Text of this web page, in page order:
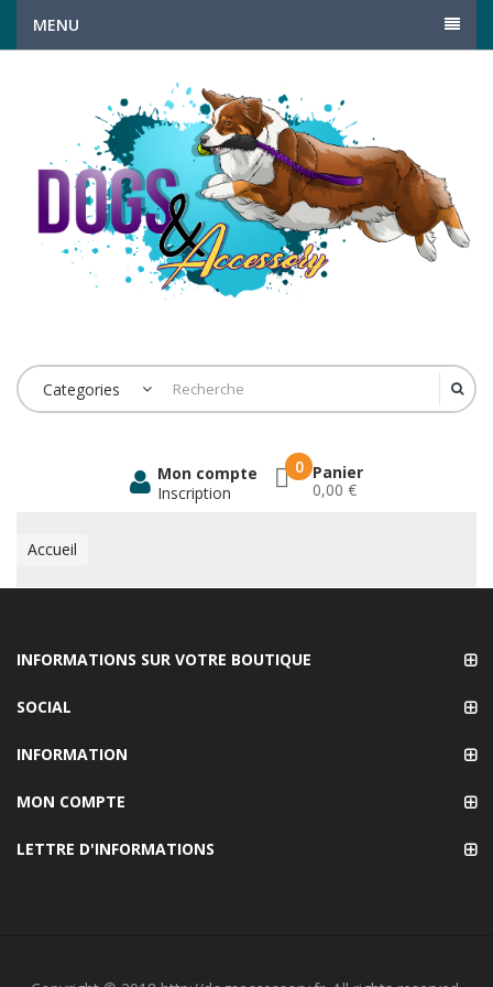
MENU
Categories
0 Panier
0,00 €
Mon compte
Inscription
Accueil
INFORMATIONS SUR VOTRE BOUTIQUE
SOCIAL
INFORMATION
MON COMPTE
LETTRE D'INFORMATIONS